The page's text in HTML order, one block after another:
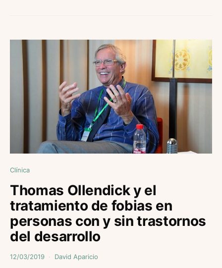
Clínica
Thomas Ollendick y el
tratamiento de fobias en
personas con y sin trastornos
del desarrollo
12/03/2019 David Aparicio